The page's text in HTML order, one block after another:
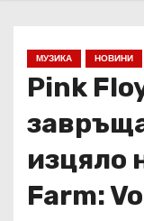
МУЗИКА НОВИНИ
Pink
изцяло
Farm: